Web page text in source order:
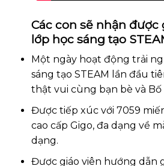
Các con sẽ nhận
lớp học sáng tạo
Một ngày hoạt động trải
sáng tạo STEAM lần đầu
thật vui cùng bạn bè và Bố
Được tiếp xúc với 7059
cao cấp Gigo, đa dạng về
dạng.
Được giáo viên hướng dẫn